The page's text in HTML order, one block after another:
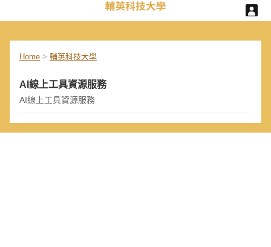
Home > 輔英科技大學
AI線上工具資源服務
AI線上工具資源服務